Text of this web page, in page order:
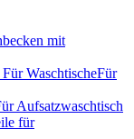
mit
WaschtischeFür
Aufsatzwaschtisch
für